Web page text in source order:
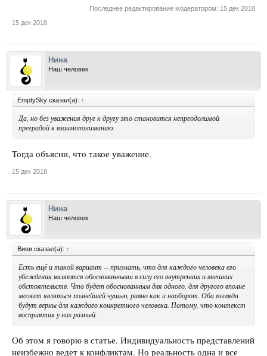
Последнее редактирование модератором: 15 дек 2018
15 дек 2018
Нина
Наш человек
EmptySky сказал(а): ↑
Да, но без уважения друг к другу это становится непреодолимой
преградой к взаимопониманию.
Тогда объясни, что такое уважение.
15 дек 2018
Нина
Наш человек
Виви сказал(а): ↑
Есть ещё и такой вариант -- признать, что для каждого человека его
убеждения являются обоснованными в силу его внутренних и внешних
обстоятельств. Что будет обоснованным для одного, для другого вполне
может являться полнейшей чушью, равно как и наоборот. Оба взгляда
будут верны для каждого конкретного человека. Потому, что контекст
восприятия у них разный.
Об этом я говорю в статье. Индивидуальность представлений
неизбежно ведет к конфликтам. Но реальность одна и все